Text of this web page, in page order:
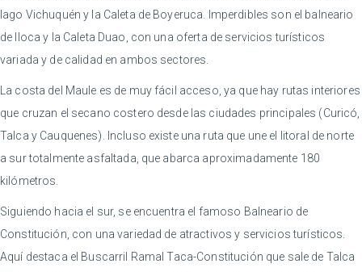
lago Vichuquén y la Caleta de Boyeruca. Imperdibles son el balneario
de Iloca y la Caleta Duao, con una oferta de servicios turísticos
variada y de calidad en ambos sectores.
La costa del Maule es de muy fácil acceso, ya que hay rutas interiores
que cruzan el secano costero desde las ciudades principales (Curicó,
Talca y Cauquenes). Incluso existe una ruta que une el litoral de norte
a sur totalmente asfaltada, que abarca aproximadamente 180
kilómetros.
Siguiendo hacia el sur, se encuentra el famoso Balneario de
Constitución, con una variedad de atractivos y servicios turísticos.
Aquí destaca el Buscarril Ramal Taca-Constitución que sale de Talca